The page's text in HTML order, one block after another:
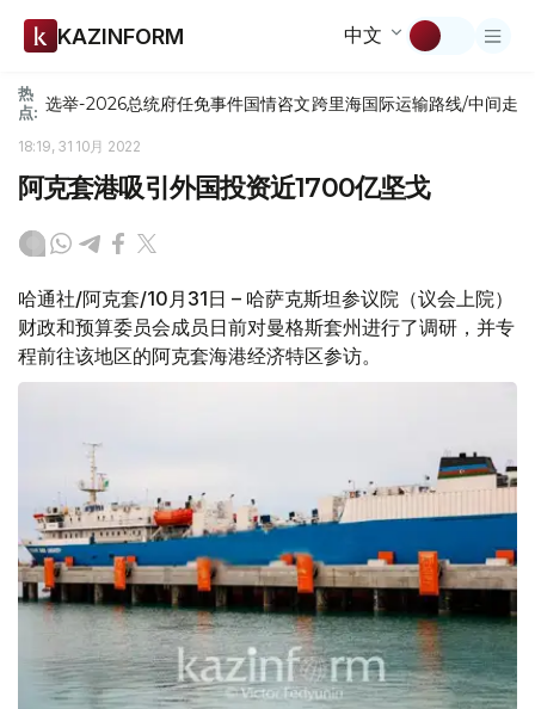
KAZINFORM 中文
热
点: 选举-2026总统府任免事件国情咨文跨里海国际运输路线/中间走廊
18:19, 31 10月 2022
阿克套港吸引外国投资近1700亿坚戈
哈通社/阿克套/10月31日 – 哈萨克斯坦参议院（议会上院）
财政和预算委员会成员日前对曼格斯套州进行了调研，并专
程前往该地区的阿克套海港经济特区参访。